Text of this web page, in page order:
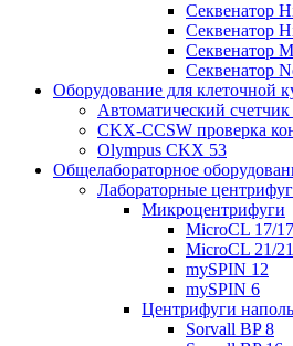
Секвенатор
Секвенатор
Секвенатор
Секвенатор
Оборудование для клеточной
Автоматический счетчик
CKX-CCSW проверка
Olympus CKX 53
Общелабораторное
Лабораторные
Микроцентрифуги
MicroCL 17/
MicroCL 21/
mySPIN 12
mySPIN 6
Центрифуги
Sorvall BP 8